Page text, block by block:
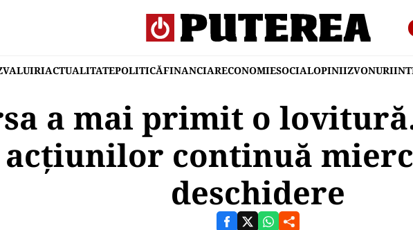
ACTUALITATEPOLITICĂFINANCIARECONOMIESOCIALOPINIIZVONURI
a mai primit o
acţiunilor continuă
deschidere